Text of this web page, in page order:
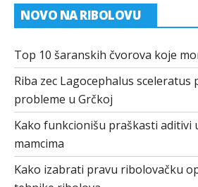
NOVO NA RIBOLOVU
Top 10 šaranskih čvorova koje
Riba zec Lagocephalus sceleratus
probleme u Grčkoj
Kako funkcionišu praškasti aditivi
mamcima
Kako izabrati pravu ribolovačku